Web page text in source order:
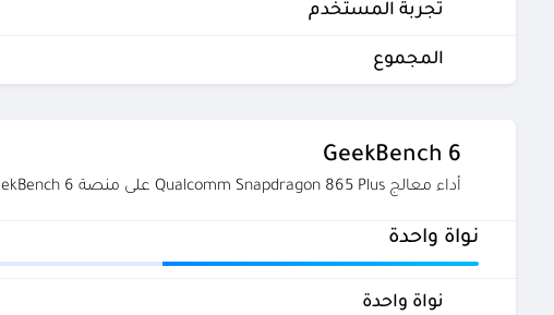
تجربة المستخدم
المجموع
GeekBench 6
أداء معالج Qualcomm Snapdragon 865 Plus على منصة GeekBench 6
نواة واحدة
نواة واحدة